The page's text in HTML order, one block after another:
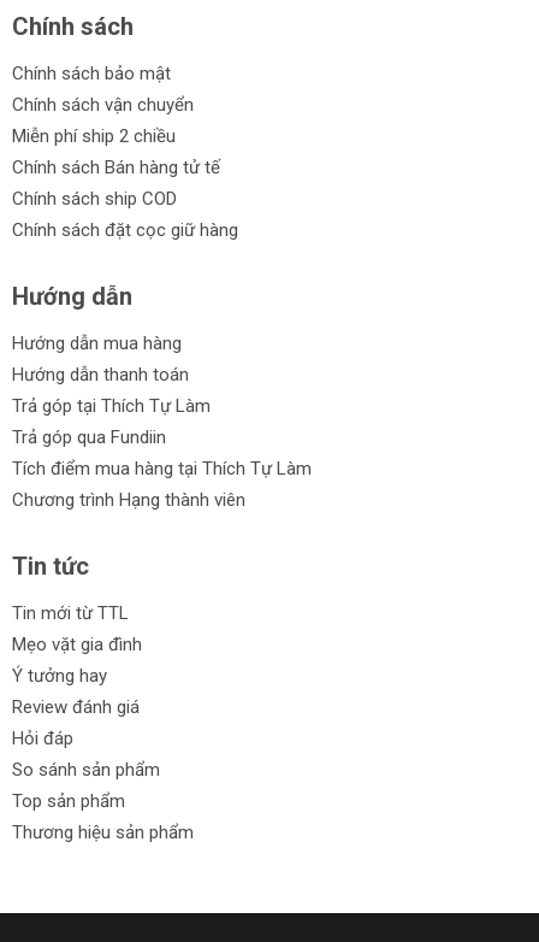
Chính sách
Chính sách bảo mật
Chính sách vận chuyển
Miễn phí ship 2 chiều
Chính sách Bán hàng tử tế
Chính sách ship COD
Chính sách đặt cọc giữ hàng
Hướng dẫn
Hướng dẫn mua hàng
Hướng dẫn thanh toán
Trả góp tại Thích Tự Làm
Trả góp qua Fundiin
Tích điểm mua hàng tại Thích Tự Làm
Chương trình Hạng thành viên
Tin tức
Tin mới từ TTL
Mẹo vặt gia đình
Ý tưởng hay
Review đánh giá
Hỏi đáp
So sánh sản phẩm
Top sản phẩm
Thương hiệu sản phẩm